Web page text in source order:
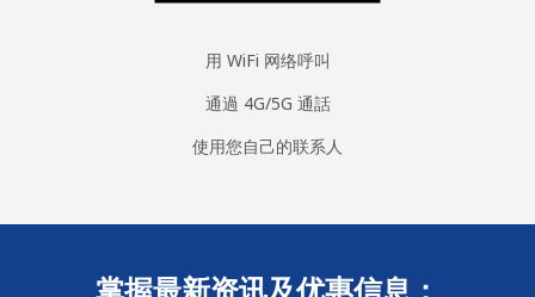
用 WiFi 网络呼叫
通過 4G/5G 通話
使用您自己的联系人